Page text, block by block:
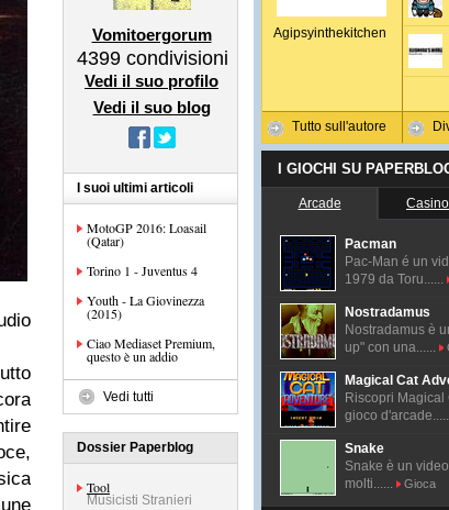
Vomitoergorum
4399 condivisioni
Vedi il suo profilo
Vedi il suo blog
I suoi ultimi articoli
MotoGP 2016: Loasail
(Qatar)
Torino 1 - Juventus 4
Youth - La Giovinezza
(2015)
Ciao Mediaset Premium,
questo è un addio
Vedi tutti
Dossier Paperblog
Tool
Musicisti Stranieri
Agipsyinthekitchen
Tutto sull'autore
I GIOCHI SU
Arcade
Pacman
Pac-Man é un
1979 da Toru......
Nostradamus
Nostradamus è
up" con una......
Magical Cat
Riscopri Magical
gioco
Snake
Snake è un
molti......
Gioca